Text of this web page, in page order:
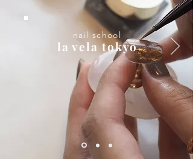
la vela tokyo
​nail school